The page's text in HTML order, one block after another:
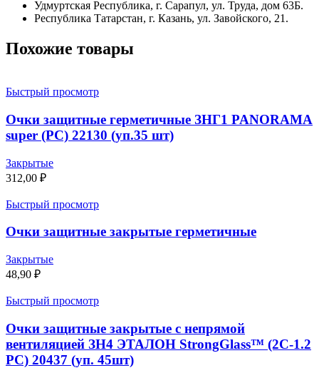
Удмуртская Республика, г. Сарапул, ул. Труда, дом 63Б.
Республика Татарстан, г. Казань, ул. Завойского, 21.
Похожие товары
Быстрый просмотр
Очки защитные герметичные ЗНГ1 PANORAMA
super (PC) 22130 (уп.35 шт)
Закрытые
312,00 ₽
Быстрый просмотр
Очки защитные закрытые герметичные
Закрытые
48,90 ₽
Быстрый просмотр
Очки защитные закрытые с непрямой
вентиляцией ЗН4 ЭТАЛОН StrongGlass™ (2C-1.2
PC) 20437 (уп. 45шт)